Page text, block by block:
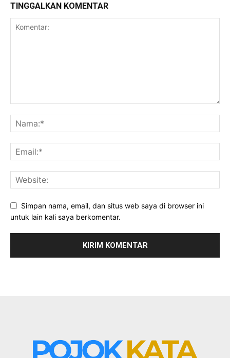
TINGGALKAN KOMENTAR
Simpan nama, email, dan situs web saya di browser ini
untuk lain kali saya berkomentar.